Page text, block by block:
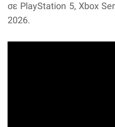
σε PlayStation 5, Xbox
2026.